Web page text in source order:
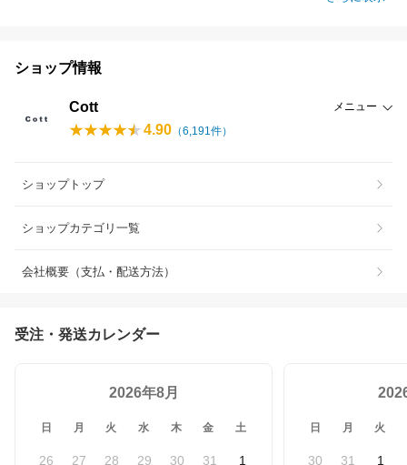
ショップ情報
Cott メニュー
4.90 （6,191件）
ショップトップ
ショップカテゴリ一覧
会社概要（支払・配送方法）
受注・発送カレンダー
2026年8月
日 月 火 水 木 金 土
26 27 28 29 30 31 1
日 月 火
30 31 1